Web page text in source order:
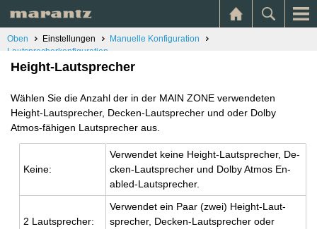
Oben Einstellungen
Manuelle Konfiguration
Lautsprecherkonfiguration
Height-Lautsprecher
Wählen Sie die Anzahl der in der MAIN ZONE verwendeten
Height-Lautsprecher, Decken-Lautsprecher und oder Dolby
Atmos-fähigen Lautsprecher aus.
Keine:
Ver­wen­det keine Height-Laut­spre­cher, De­
cken-Laut­spre­cher und Dolby Atmos En­
abled-Laut­spre­cher.
2 Laut­spre­cher:
Ver­wen­det ein Paar (zwei) Height-Laut­
spre­cher, De­cken-Laut­spre­cher oder